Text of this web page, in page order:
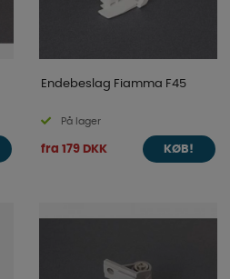
Endebeslag Fiamma F45
På lager
fra 179 DKK KØB!